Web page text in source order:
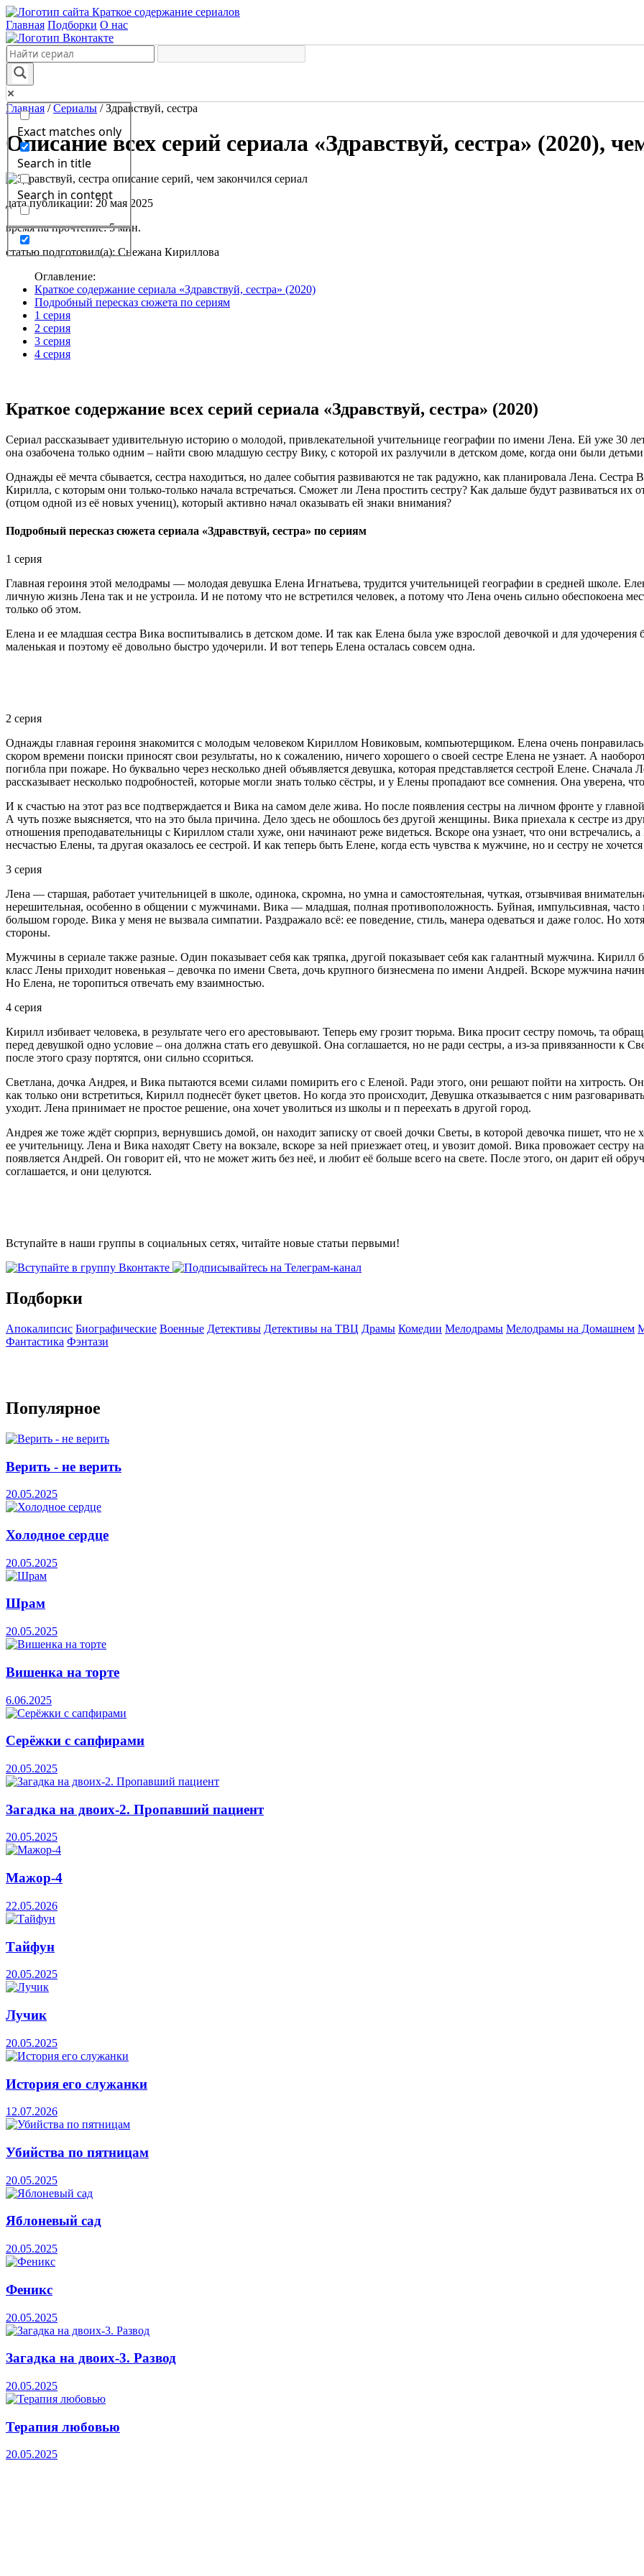
Краткое содержание сериалов
Главная Подборки О нас
Exact matches only
Search in title
Search in content
Главная /Сериалы /Здравствуй, сестра
Описание всех серий сериала «Здравствуй, сестра» (2020),
дата публикации: 20 мая 2025
время на прочтение: 5 мин.
статью подготовил(а): Снежана Кириллова
Оглавление:
Краткое содержание сериала «Здравствуй, сестра» (2020)
Подробный пересказ сюжета по сериям
1 серия
2 серия
3 серия
4 серия
Краткое содержание всех серий сериала «Здравствуй, сестра» (2020)
Сериал рассказывает удивительную историю о молодой, привлекательной учительнице географии по имени Лена. Ей уже 30
она озабочена только одним – найти свою младшую сестру Вику, с которой их разлучили в детском доме, когда они были
Однажды её мечта сбывается, сестра находиться, но далее события развиваются не так радужно, как планировала Лена. Сестра
Кирилла, с которым они только-только начала встречаться. Сможет ли Лена простить сестру? Как дальше будут развиваться
(отцом одной из её новых учениц), который активно начал оказывать ей знаки внимания?
Подробный пересказ сюжета сериала «Здравствуй, сестра» по сериям
1 серия
Главная героиня этой мелодрамы — молодая девушка Елена Игнатьева, трудится учительницей географии в средней школе.
личную жизнь Лена так и не устроила. И не потому что не встретился человек, а потому что Лена очень сильно обеспокоена
только об этом.
Елена и ее младшая сестра Вика воспитывались в детском доме. И так как Елена была уже взрослой девочкой и для
маленькая и поэтому её довольно быстро удочерили. И вот теперь Елена осталась совсем одна.
2 серия
Однажды главная героиня знакомится с молодым человеком Кириллом Новиковым, компьютерщиком. Елена очень
скором времени поиски приносят свои результаты, но к сожалению, ничего хорошего о своей сестре Елена не узнает. А
погибла при пожаре. Но буквально через несколько дней объявляется девушка, которая представляется сестрой Елене.
рассказывает несколько подробностей, которые могли знать только сёстры, и у Елены пропадают все сомнения. Она уверена, что
И к счастью на этот раз все подтверждается и Вика на самом деле жива. Но после появления сестры на личном фронте у
А чуть позже выясняется, что на это была причина. Дело здесь не обошлось без другой женщины. Вика приехала к сестре из
отношения преподавательницы с Кириллом стали хуже, они начинают реже видеться. Вскоре она узнает, что они
несчастью Елены, та другая оказалось ее сестрой. И как теперь быть Елене, когда есть чувства к мужчине, но и сестру не хочется
3 серия
Лена — старшая, работает учительницей в школе, одинока, скромна, но умна и самостоятельная, чуткая, отзывчивая
нерешительная, особенно в общении с мужчинами. Вика — младшая, полная противоположность. Буйная, импульсивная,
большом городе. Вика у меня не вызвала симпатии. Раздражало всё: ее поведение, стиль, манера одеваться и даже голос. Но
стороны.
Мужчины в сериале также разные. Один показывает себя как тряпка, другой показывает себя как галантный мужчина.
класс Лены приходит новенькая – девочка по имени Света, дочь крупного бизнесмена по имени Андрей. Вскоре мужчина
Но Елена, не торопиться отвечать ему взаимностью.
4 серия
Кирилл избивает человека, в результате чего его арестовывают. Теперь ему грозит тюрьма. Вика просит сестру помочь, та
перед девушкой одно условие – она должна стать его девушкой. Она соглашается, но не ради сестры, а из-за привязанности
после этого сразу портятся, они сильно ссориться.
Светлана, дочка Андрея, и Вика пытаются всеми силами помирить его с Еленой. Ради этого, они решают пойти на хитрость.
как только они встретиться, Кирилл поднесёт букет цветов. Но когда это происходит, Девушка отказывается с ним
уходит. Лена принимает не простое решение, она хочет уволиться из школы и п переехать в другой город.
Андрея же тоже ждёт сюрприз, вернувшись домой, он находит записку от своей дочки Светы, в которой девочка пишет, что не
ее учительницу. Лена и Вика находят Свету на вокзале, вскоре за ней приезжает отец, и увозит домой. Вика провожает сестру
появляется Андрей. Он говорит ей, что не может жить без неё, и любит её больше всего на свете. После этого, он дарит ей
соглашается, и они целуются.
Вступайте в наши группы в социальных сетях, читайте новые статьи первыми!
Подборки
Апокалипсис Биографические Военные Детективы Детективы на ТВЦ Драмы Комедии Мелодрамы Мелодрамы на Домашнем
Фантастика Фэнтази
Популярное
Верить - не верить
20.05.2025
Холодное сердце
20.05.2025
Шрам
20.05.2025
Вишенка на торте
6.06.2025
Серёжки с сапфирами
20.05.2025
Загадка на двоих-2. Пропавший пациент
20.05.2025
Мажор-4
22.05.2026
Тайфун
20.05.2025
Лучик
20.05.2025
История его служанки
12.07.2026
Убийства по пятницам
20.05.2025
Яблоневый сад
20.05.2025
Феникс
20.05.2025
Загадка на двоих-3. Развод
20.05.2025
Терапия любовью
20.05.2025